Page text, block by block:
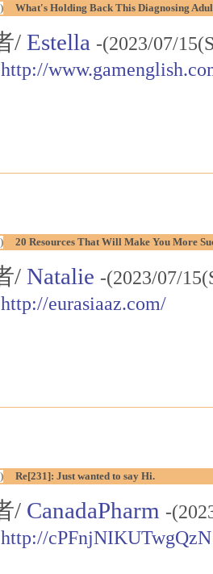
What's Holding Back This Diagnosing
/ Estella -(2023/07/
http://
20 Resources That Will Make You More
/ Natalie -(2023/07/
http://eurasiaaz.com/
Re[231]: Just wanted to say Hi.
/ CanadaPharm -
http://cPFnjNIKUTwgQzN